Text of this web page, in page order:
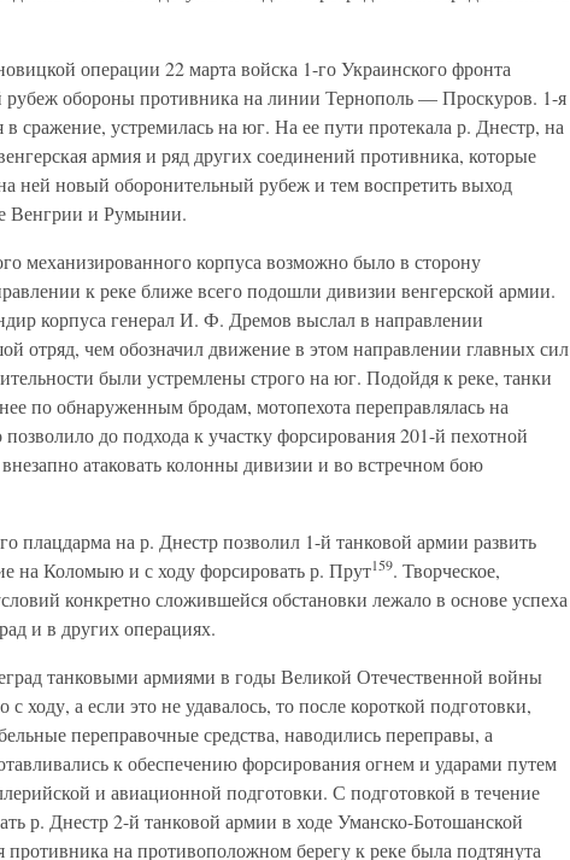
операции 22 марта войска 1-го Украинского фронта
обороны противника на линии Тернополь — Проскуров. 1-я
в сражение, устремилась на юг. На ее пути протекала р. Днестр, на
армия и ряд других соединений противника, которые
ней новый оборонительный рубеж и тем воспретить выход
Венгрии и Румынии.
механизированного корпуса возможно было в сторону
к реке ближе всего подошли дивизии венгерской армии.
корпуса генерал И. Ф. Дремов выслал в направлении
отряд, чем обозначил движение в этом направлении главных сил
были устремлены строго на юг. Подойдя к реке, танки
по обнаруженным бродам, мотопехота переправлялась на
до подхода к участку форсирования 201-й пехотной
атаковать колонны дивизии и во встречном бою
плацдарма на р. Днестр позволил 1-й танковой армии развить
на Коломыю и с ходу форсировать р. Прут159. Творческое,
конкретно сложившейся обстановки лежало в основе успеха
и в других операциях.
танковыми армиями в годы Великой Отечественной войны
с ходу, а если это не удавалось, то после короткой подготовки,
переправочные средства, наводились переправы, а
к обеспечению форсирования огнем и ударами путем
и авиационной подготовки. С подготовкой в течение
р. Днестр 2-й танковой армии в ходе Уманско-Ботошанской
на противоположном берегу к реке была подтянута